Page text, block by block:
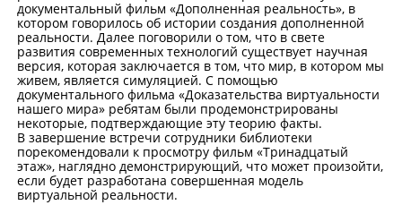
документальный фильм «Дополненная реальность», в
котором говорилось об истории создания дополненной
реальности. Далее поговорили о том, что в свете
развития современных технологий существует научная
версия, которая заключается в том, что мир, в котором мы
живем, является симуляцией. С помощью
документального фильма «Доказательства виртуальности
нашего мира» ребятам были продемонстрированы
некоторые, подтверждающие эту теорию факты.
В завершение встречи сотрудники библиотеки
порекомендовали к просмотру фильм «Тринадцатый
этаж», наглядно демонстрирующий, что может произойти,
если будет разработана совершенная модель
виртуальной реальности.